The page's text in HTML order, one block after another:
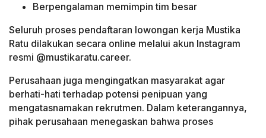
Berpengalaman memimpin tim besar
Seluruh proses pendaftaran lowongan kerja Mustika
Ratu dilakukan secara online melalui akun Instagram
resmi @mustikaratu.career.
Perusahaan juga mengingatkan masyarakat agar
berhati-hati terhadap potensi penipuan yang
mengatasnamakan rekrutmen. Dalam keterangannya,
pihak perusahaan menegaskan bahwa proses